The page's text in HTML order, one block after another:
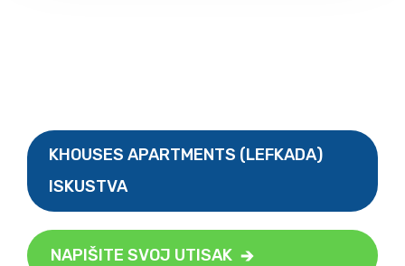
KHOUSES APARTMENTS (LEFKADA)
ISKUSTVA
NAPIŠITE SVOJ UTISAK